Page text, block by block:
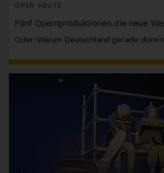
OPER HEUTE
Fünf Opernproduktionen, die neue
Oder: Warum Deutschland gerade